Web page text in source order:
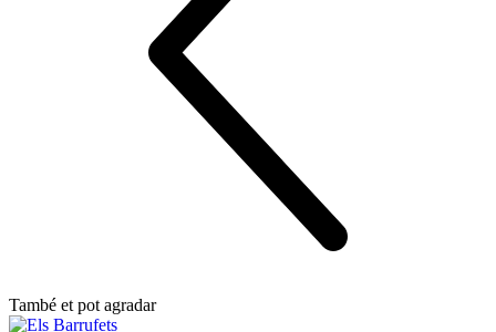
També et pot agradar